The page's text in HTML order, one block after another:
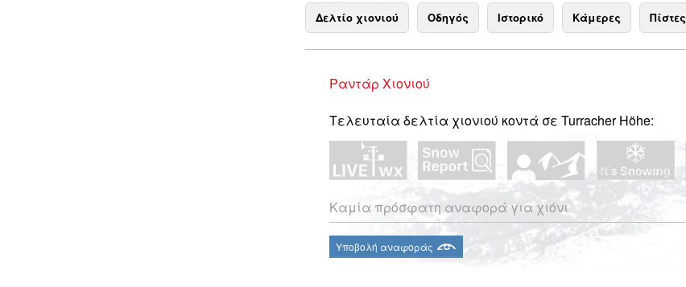
Δελτίο χιονιού Οδηγός Ιστορικό Κάμερες Πίστες
Ραντάρ Χιονιού
Τελευταία δελτία χιονιού κοντά σε Turracher Höhe:
Καμία πρόσφατη αναφορά για χιόνι
Υποβολή αναφοράς